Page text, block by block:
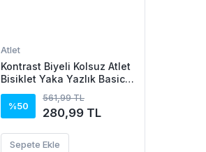
Atlet
Kontrast Biyeli Kolsuz Atlet
Bisiklet Yaka Yazlık Basic
Atlet - Turkuaz
%50
561,99 TL
280,99 TL
Sepete Ekle